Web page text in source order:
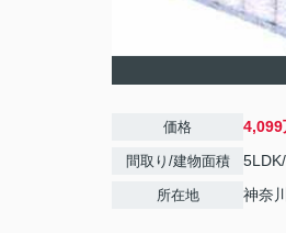
価格 4,099
間取り/建物面積
所在地 神奈